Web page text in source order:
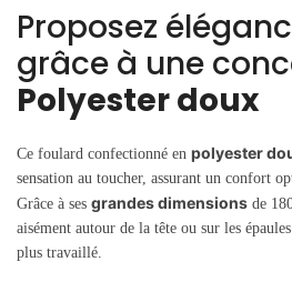
Proposez
grâce à une
Polyester doux
Ce foulard confectionné en polyester
sensation au toucher, assurant un confort
Grâce à ses grandes dimensions de
aisément autour de la tête ou sur les
plus travaillé.